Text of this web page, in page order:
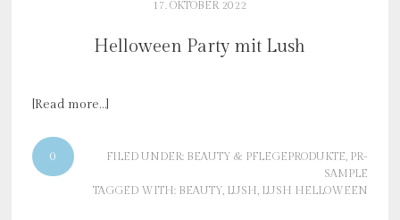
17. OKTOBER 2022
Helloween Party mit Lush
[Read more…]
0 FILED UNDER: BEAUTY & PFLEGEPRODUKTE, PR-
SAMPLE
TAGGED WITH: BEAUTY, LUSH, LUSH HELLOWEEN